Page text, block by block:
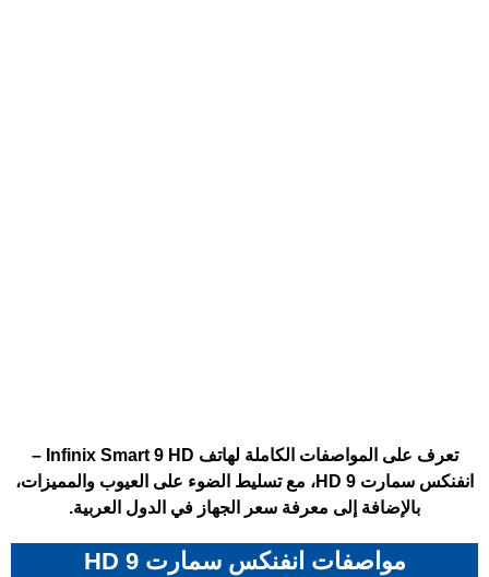
تعرف على المواصفات الكاملة لهاتف Infinix Smart 9 HD –
انفنكس سمارت 9 HD، مع تسليط الضوء على العيوب والمميزات،
بالإضافة إلى معرفة سعر الجهاز في الدول العربية.
مواصفات انفنكس سمارت 9 HD